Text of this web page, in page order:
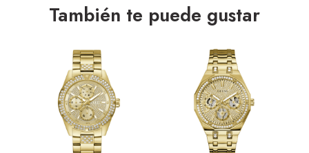
También te puede gustar